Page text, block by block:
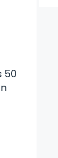
50